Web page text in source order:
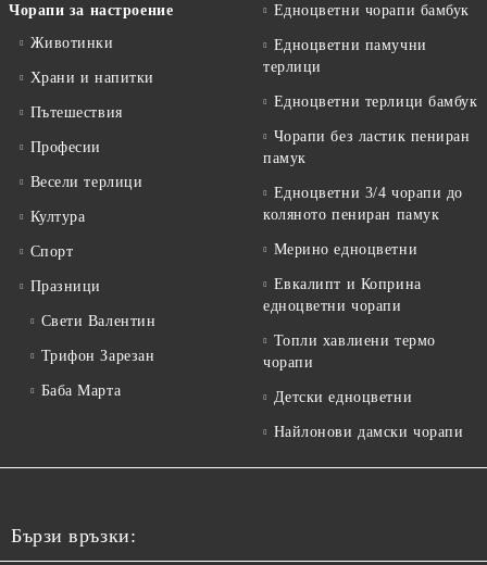
Чорапи за настроение
Животинки
Храни и напитки
Пътешествия
Професии
Весели терлици
Култура
Спорт
Празници
Свети Валентин
Трифон Зарезан
Баба Марта
Едноцветни чорапи бамбук
Едноцветни памучни
терлици
Едноцветни терлици бамбук
Чорапи без ластик пениран
памук
Едноцветни 3/4 чорапи до
коляното пениран памук
Мерино едноцветни
Евкалипт и Коприна
едноцветни чорапи
Топли хавлиени термо
чорапи
Детски едноцветни
Найлонови дамски чорапи
Бързи връзки: